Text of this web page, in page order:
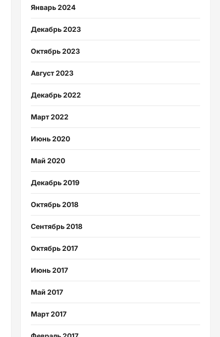
Январь 2024
Декабрь 2023
Октябрь 2023
Август 2023
Декабрь 2022
Март 2022
Июнь 2020
Май 2020
Декабрь 2019
Октябрь 2018
Сентябрь 2018
Октябрь 2017
Июнь 2017
Май 2017
Март 2017